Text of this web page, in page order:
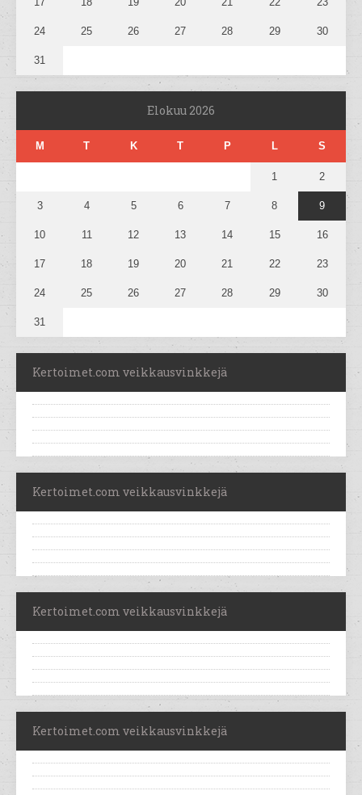
24 25 26 27 28 29 30
31
Elokuu 2026
M T K T P L S
1 2
3 4 5 6 7 8 9
10 11 12 13 14 15 16
17 18 19 20 21 22 23
24 25 26 27 28 29 30
31
Kertoimet.com veikkausvinkkejä
Kertoimet.com veikkausvinkkejä
Kertoimet.com veikkausvinkkejä
Kertoimet.com veikkausvinkkejä